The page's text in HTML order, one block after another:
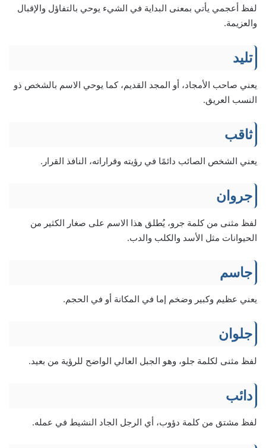
لفظ أعجمي يأتي بمعنى البداية في الشيء يوحي بالتفاؤل والإقبال
والعزيمة.
تليد
يعني صاحب الأمجاد، أو المجد القديم، كما يوحي الاسم بالشخص ذو
النسب العريق.
ثاقب
يعني الشخص الصائب دائمًا في رؤيته وقراراته، النافذ القرار.
جروان
لفظ مثنى من كلمة جرو، يُطلق هذا الاسم على صغار الكثير من
الحيوانات مثل الأسد والكلب والدب.
جاسم
يعني عظيم وكبير وضخم إما في المكانة أو في الحجم.
جلوان
لفظ مثنى لكلمة جلو، وهو الجبل العالي الواضح للرؤية من بعيد.
دائب
لفظ مشتق من كلمة دؤوب، أي الرجل الجاد النشيط في عمله.